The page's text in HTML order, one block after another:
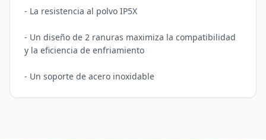
- La resistencia al polvo IP5X
- Un diseño de 2 ranuras maximiza la compatibilidad
y la eficiencia de enfriamiento
- Un soporte de acero inoxidable